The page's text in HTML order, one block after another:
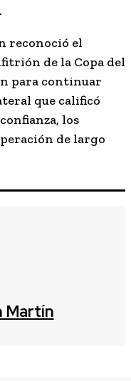
reconoció el
de la Copa del
para continuar
que calificó
los
de largo
Martín